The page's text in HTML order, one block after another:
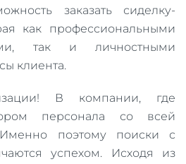
заказать сиделку-
как профессиональными
так и личностными
клиента.
В компании, где
персонала со всей
Именно поэтому поиски с
успехом. Исходя из